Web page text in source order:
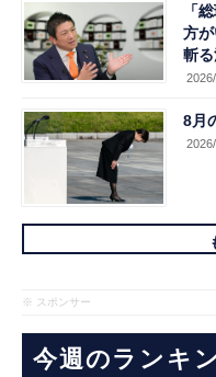
「
方
斬
8月
※ スポンサー
今週のランキ